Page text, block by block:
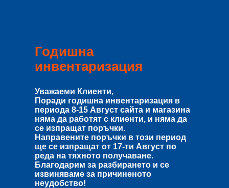
Годишна
инвентаризация
Уважаеми Клиенти,
Поради годишна инвентаризация в
периода 8-15 Август сайта и магазина
няма да работят с клиенти, и няма да
се изпращат поръчки.
Направените поръчки в този период
ще се изпращат от 17-ти Август по
реда на тяхното получаване.
Благодарим за разбирането и се
извиняваме за причиненото
неудобство!